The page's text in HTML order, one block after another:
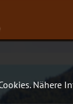
Nähere